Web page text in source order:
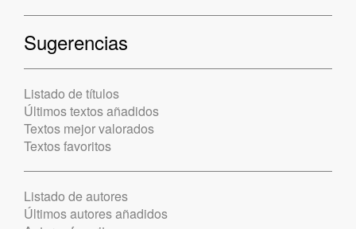
Sugerencias
Listado de títulos
Últimos textos añadidos
Textos mejor valorados
Textos favoritos
Listado de autores
Últimos autores añadidos